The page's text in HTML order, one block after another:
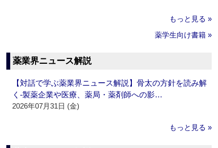
もっと見る »
薬学生向け書籍 »
薬業界ニュース解説
【対話で学ぶ薬業界ニュース解説】骨太の方針を読み解
く‐製薬企業や医療、薬局・薬剤師への影…
2026年07月31日 (金)
もっと見る »